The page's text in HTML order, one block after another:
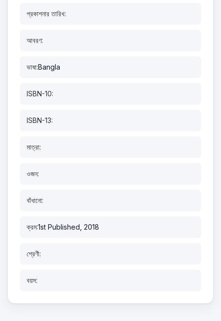
প্রকাশনার তারিখ:
আবরণ:
ভাষা:Bangla
ISBN-10:
ISBN-13:
মাত্রা:
ওজন:
বাঁধানো:
ক্রম:1st Published, 2018
শ্রেণী:
বয়স: